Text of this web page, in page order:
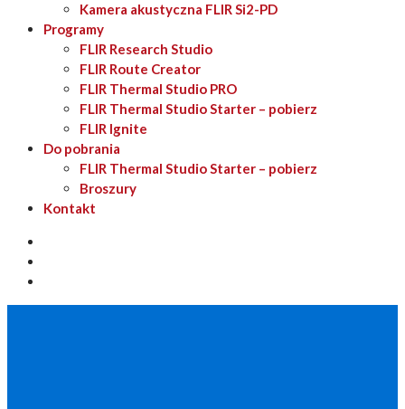
Kamera akustyczna FLIR Si2-PD
Programy
FLIR Research Studio
FLIR Route Creator
FLIR Thermal Studio PRO
FLIR Thermal Studio Starter – pobierz
FLIR Ignite
Do pobrania
FLIR Thermal Studio Starter – pobierz
Broszury
Kontakt